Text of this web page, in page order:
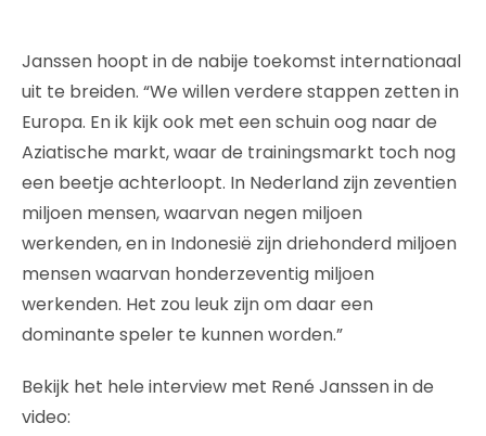
Janssen hoopt in de nabije toekomst internationaal
uit te breiden. “We willen verdere stappen zetten in
Europa. En ik kijk ook met een schuin oog naar de
Aziatische markt, waar de trainingsmarkt toch nog
een beetje achterloopt. In Nederland zijn zeventien
miljoen mensen, waarvan negen miljoen
werkenden, en in Indonesië zijn driehonderd miljoen
mensen waarvan honderzeventig miljoen
werkenden. Het zou leuk zijn om daar een
dominante speler te kunnen worden.”
Bekijk het hele interview met René Janssen in de
video: